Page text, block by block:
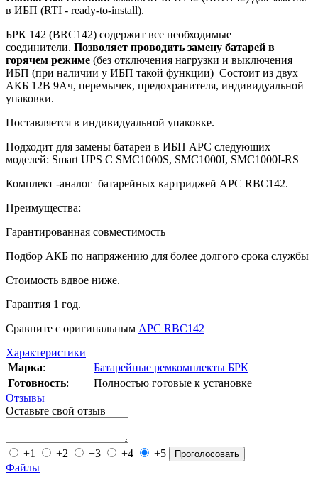
в ИБП (RTI - ready-to-install).
БРК 142 (BRC142) содержит все необходимые
соединители. Позволяет проводить замену батарей в
горячем режиме (без отключения нагрузки и выключения
ИБП (при наличии у ИБП такой функции) Состоит из двух
АКБ 12В 9Ач, перемычек, предохранителя, индивидуальной
упаковки.
Поставляется в индивидуальной упаковке.
Подходит для замены батареи в ИБП APC следующих
моделей: Smart UPS С SMC1000S, SMC1000I, SMC1000I-RS
Комплект -аналог батарейных картриджей APC RBC142.
Преимущества:
Гарантированная совместимость
Подбор АКБ по напряжению для более долгого срока службы
Стоимость вдвое ниже.
Гарантия 1 год.
Сравните с оригинальным APC RBC142
Характеристики
Марка:
Батарейные ремкомплекты БРК
Готовность:
Полностью готовые к установке
Отзывы
Оставьте свой отзыв
+1 +2 +3 +4 +5 Проголосовать
Файлы